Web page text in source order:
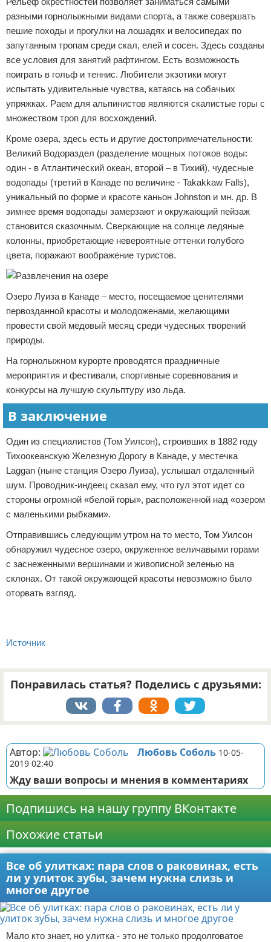
разными горнолыжными видами спорта, а также совершать
пешие походы и прогулки на лошадях и велосипедах по
запутанным тропам среди скал, елей и сосен. Здесь созданы
все условия для занятий рафтингом. Есть возможность
поиграть в гольф и теннис. Любители экзотики могут
испытать удивительные чувства, катаясь на собачьих
упряжках. Раем для альпинистов являются скалистые горы с
множеством троп для восхождений.
Кроме озера, здесь есть и другие достопримечательности:
Великий Водораздел (разделение мощных потоков воды:
один - в Атлантический океан, второй – в Тихий), чудесные
водопады (третий в Канаде по величине - Takakkaw Falls),
уникальный по форме и красоте каньон Johnston и мн. др. В
зимнее время водопады замерзают и окружающий пейзаж
становится сказочным. Сверкающие на солнце ледяные
колонны, приобретающие невероятные оттенки голубого
цвета, поражают воображение туристов.
Озеро Луиза в Канаде – место, посещаемое ценителями
первозданной красоты и молодоженами, желающими
провести свой медовый месяц среди чудесных творений
природы.
На горнолыжном курорте проводятся праздничные
мероприятия и фестивали, спортивные соревнования и
конкурсы на лучшую скульптуру изо льда.
В заключение
Один из специалистов (Том Уилсон), строивших в 1882 году
Тихоокеанскую Железную Дорогу в Канаде, у местечка
Laggan (ныне станция Озеро Луиза), услышал отдаленный
шум. Проводник-индеец сказал ему, что гул этот идет со
стороны огромной «белой горы», расположенной над «озером
с маленькими рыбками».
Отправившись следующим утром на то место, Том Уилсон
обнаружил чудесное озеро, окруженное величавыми горами
с заснеженными вершинами и живописной зеленью на
склонах. От такой окружающей красоты невозможно было
оторвать взгляд.
Источник
Понравилась статья? Поделись с друзьями:
Автор: Любовь Соболь 10-05-
2019 02:40
Жду ваши вопросы и мнения в комментариях
Подпишись на нашу группу ВКонтакте
Похожие статьи
Все об улитках: пара слов о раковинах, есть
ли у улиток зубы, зачем нужна слизь и
многое другое
Мало кто знает, но улитка - это не только продолговатое